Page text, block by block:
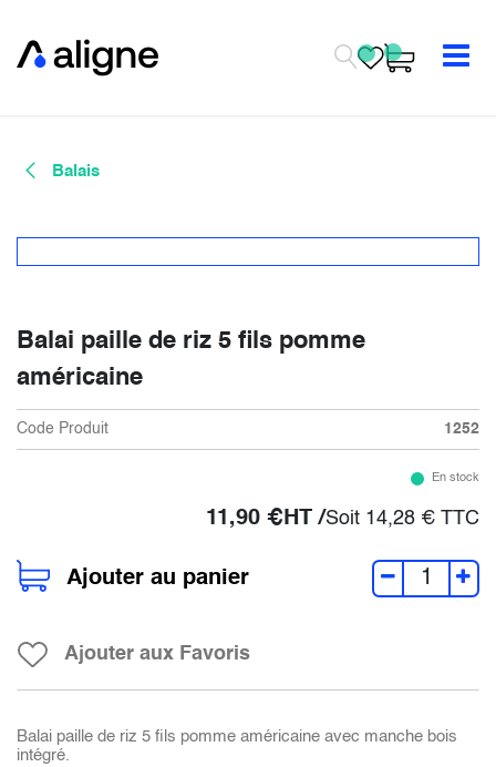
Balais
Balai paille de riz 5 fils pomme
américaine
Code Produit 1252
En stock
11,90 €HT /Soit 14,28 € TTC
Ajouter au panier
Ajouter aux Favoris
Balai paille de riz 5 fils pomme américaine avec manche bois
intégré.